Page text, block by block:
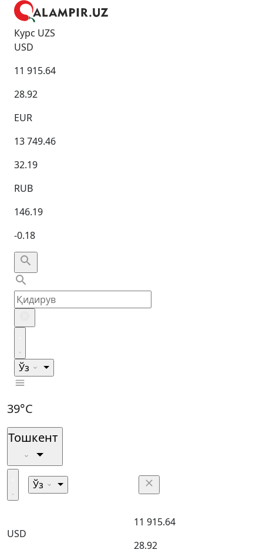
Курс UZS
USD
11 915.64
28.92
EUR
13 749.46
32.19
RUB
146.19
-0.18
Ўз
39°C
Тошкент
Ўз
USD
11 915.64
28.92